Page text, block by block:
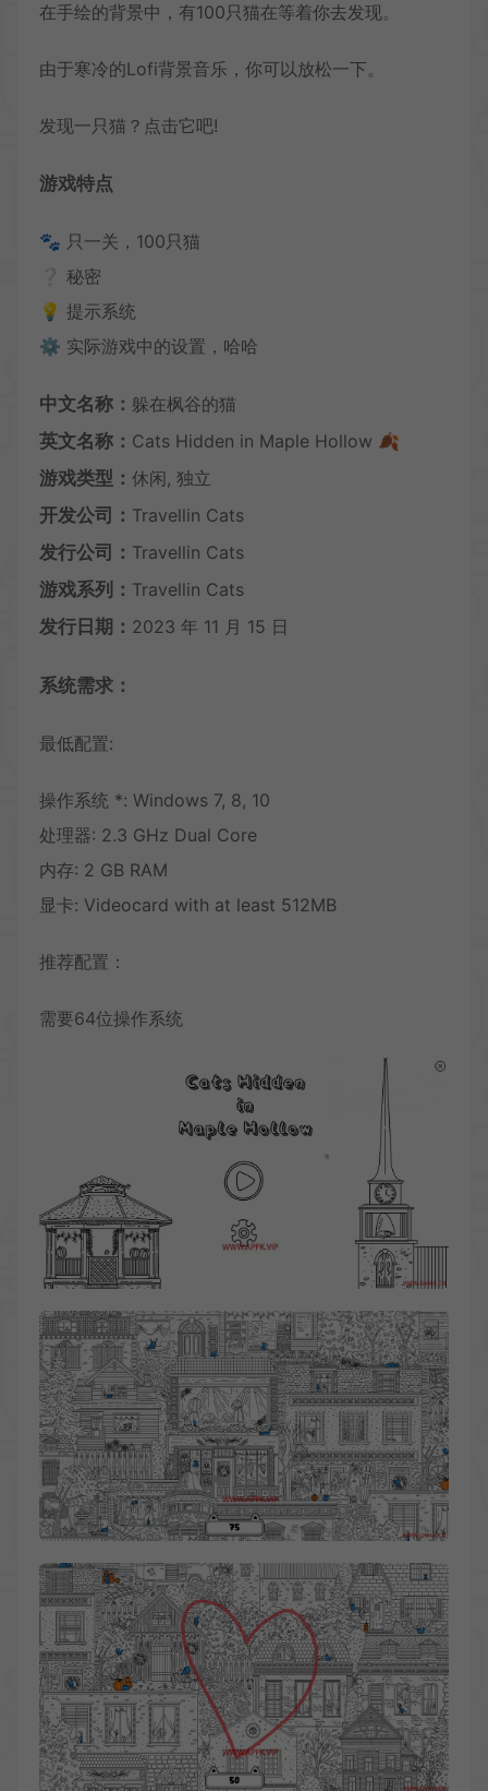
在手绘的背景中，有100只猫在等着你去发现。
由于寒冷的Lofi背景音乐，你可以放松一下。
发现一只猫？点击它吧!
游戏特点
🐾 只一关，100只猫
❔ 秘密
💡 提示系统
⚙️ 实际游戏中的设置，哈哈
中文名称： 躲在枫谷的猫
英文名称： Cats Hidden in Maple Hollow 🍂
游戏类型： 休闲, 独立
开发公司： Travellin Cats
发行公司： Travellin Cats
游戏系列： Travellin Cats
发行日期： 2023 年 11 月 15 日
系统需求：
最低配置:
操作系统 *: Windows 7, 8, 10
处理器: 2.3 GHz Dual Core
内存: 2 GB RAM
显卡: Videocard with at least 512MB
推荐配置：
需要64位操作系统